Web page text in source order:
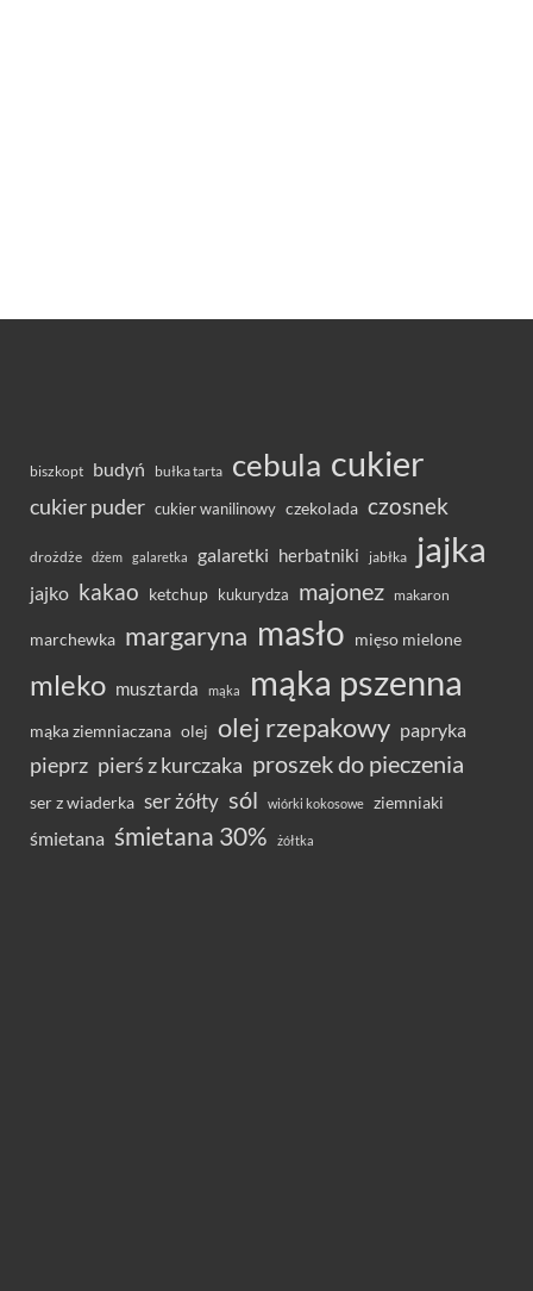
biszkopt budyń bułka tarta cebula cukier
cukier puder cukier wanilinowy czekolada czosnek
drożdże dżem galaretka galaretki herbatniki jabłka jajka
jajko kakao ketchup kukurydza majonez makaron
marchewka margaryna masło mięso mielone
mleko musztarda mąka mąka pszenna
mąka ziemniaczana olej olej rzepakowy papryka
pieprz pierś z kurczaka proszek do pieczenia
ser z wiaderka ser żółty sól wiórki kokosowe ziemniaki
śmietana śmietana 30% żółtka